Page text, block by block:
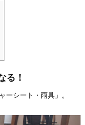
る！
ーシート・雨具」。